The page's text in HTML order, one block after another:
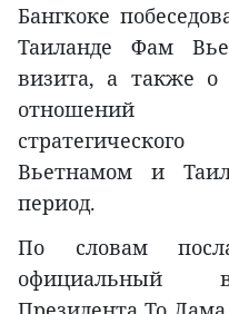
Бангкоке
Таиланде Фам
визита, а также о
отношений
Вьетнамом и
период.
По словам
официальный